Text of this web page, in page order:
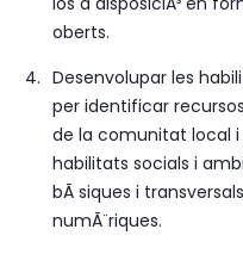
oberts.
Desenvolupar les
per identificar
de la comunitat local
habilitats socials i
bÃ siques i
numÃ¨riques.